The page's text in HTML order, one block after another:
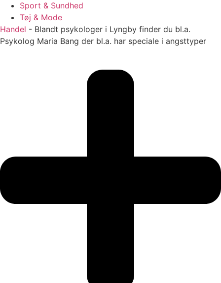
Sport & Sundhed
Tøj & Mode
Handel - Blandt psykologer i Lyngby finder du bl.a.
Psykolog Maria Bang der bl.a. har speciale i angsttyper